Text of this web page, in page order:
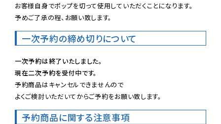
お客様自身でポップを切って使用していただくことになります。
予めご了承の程、お願い致します。
一次予約の締め切りについて
一次予約は終了いたしました。
現在二次予約を受付中です。
予約商品はキャンセルできませんので
よくご検討いただいてからご予約をお願い致します。
予約商品に関する注意事項